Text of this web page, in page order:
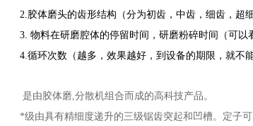
2.胶体磨头的齿形结构（分为初齿，中齿，细齿，超
3. 物料在研磨腔体的停留时间，研磨粉碎时间（可以
4.循环次数（越多，效果越好，到设备的期限，就不能
是由胶体磨,分散机组合而成的高科技产品。
*级由具有精细度递升的三级锯齿突起和凹槽。定子